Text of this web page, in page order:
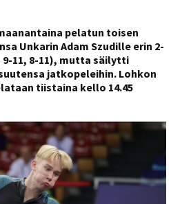
pelatun toisen
Unkarin Adam Szudille erin 2-
9-11, 8-11), mutta säilytti
jatkopeleihin. Lohkon
tiistaina kello 14.45